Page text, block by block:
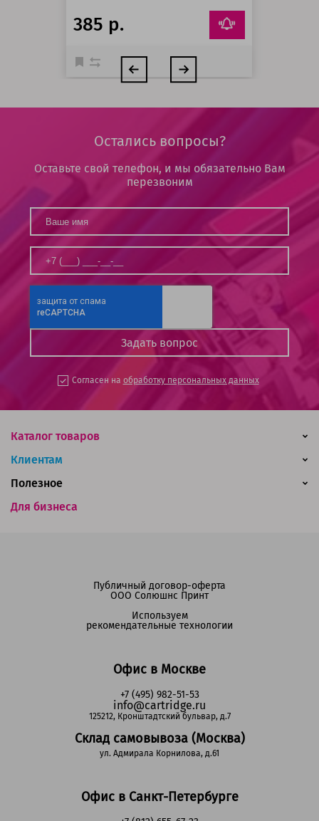
385 р.
Остались вопросы?
Оставьте свой телефон, и мы обязательно Вам
перезвоним
Согласен на обработку персональных данных
Каталог товаров
Клиентам
Для бизнеса
Полезное
Офис в Москве
+7 (495) 982-51-53
info@cartridge.ru
125212, Кронштадтский бульвар, д.7
Склад самовывоза (Москва)
ул. Адмирала Корнилова, д.61
Офис в Санкт-Петербурге
Публичный договор-оферта
ООО Солюшнс Принт
Используем
рекомендательные технологии